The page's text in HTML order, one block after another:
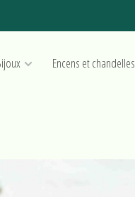
Encens et chandelles